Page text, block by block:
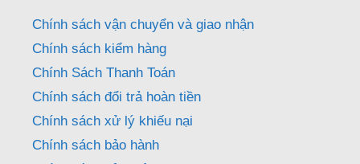
Chính sách vận chuyển và giao nhận
Chính sách kiểm hàng
Chính Sách Thanh Toán
Chính sách đổi trả hoàn tiền
Chính sách xử lý khiếu nại
Chính sách bảo hành